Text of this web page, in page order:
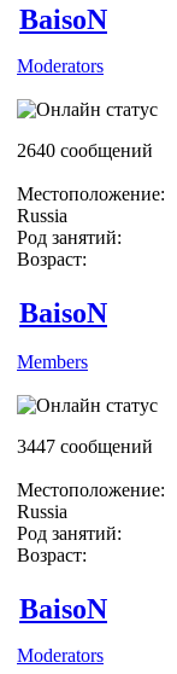
BaisoN
Moderators
2640 сообщений
Местоположение:
Russia
Род занятий:
Возраст:
BaisoN
Members
3447 сообщений
Местоположение:
Russia
Род занятий:
Возраст:
BaisoN
Moderators